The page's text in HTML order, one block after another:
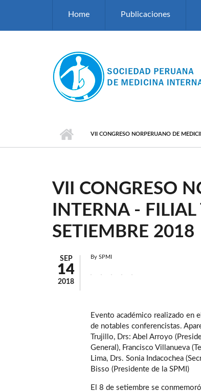
Home Publicaciones
VII CONGRESO NORPERUANO DE
VII CONGRESO
INTERNA -
SETIEMBRE 2018
SEP
14
2018
By SPMI
Evento académico realizado en
de notables conferencistas.
Trujillo, Drs: Abel Arroyo
General), Francisco Villanueva
Lima, Drs. Sonia Indacochea
Bisso (Presidente de la SPMI)
El 8 de setiembre se